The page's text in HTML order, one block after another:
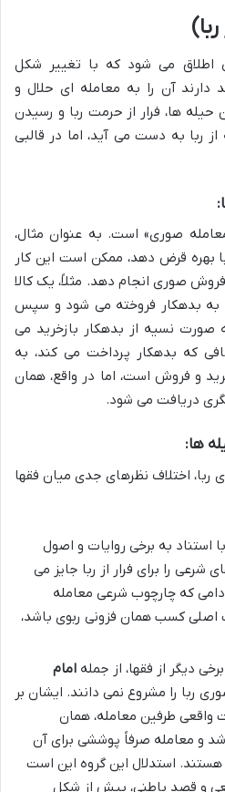
اطلاق می شود که با تغییر شکل
آن را به معامله ای حلال و
ها، فرار از حرمت ربا و رسیدن
ربا به دست می آید، اما در قالبی
صوری» است. به عنوان مثال،
بهره قرض دهد، ممکن است این کار
صوری انجام دهد. مثلاً، یک کالا
به بدهکار فروخته می شود و سپس
صورت نسیه از بدهکار بازخرید می
که بدهکار پرداخت می کند، به
و فروش است، اما در واقع، همان
دریافت می شود.
ها:
اختلاف نظرهای جدی میان فقها
استناد به برخی روایات و اصول
شرعی را برای فرار از ربا جایز می
که چارچوب شرعی معامله
اصلی کسب همان فزونی ربوی باشد،
دیگر از فقها، از جمله امام
ربا را مشروع نمی دانند. ایشان بر
واقعی طرفین معامله، همان
و معامله صرفاً پوششی برای آن
استدلال این گروه این است
و قصد باطنی، بیش از شکل